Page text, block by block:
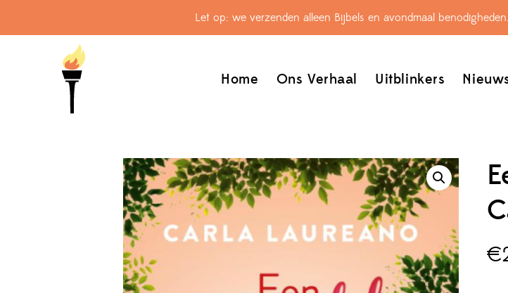
Let op: we verzenden alleen Bijbels en avondmaal
Home Ons Verhaal Uitblinkers
€